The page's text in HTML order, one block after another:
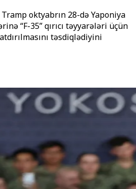
oktyabrın 28-də Yaponiya
“F-35” qırıcı təyyarələri üçün
təsdiqlədiyini